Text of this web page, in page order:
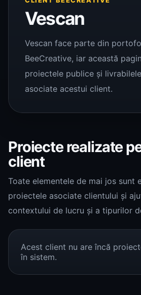
Vescan
Vescan face parte din
BeeCreative, iar această
proiectele publice și
asociate acestui client.
Proiecte realizate
client
Toate elementele de mai jos sunt
proiectele asociate clientului și
contextului de lucru și a tipurilor
Acest client nu are încă
în sistem.